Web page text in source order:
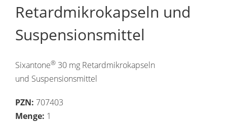
Retardmikrokapseln und
Suspensionsmittel
Sixantone® 30 mg Retardmikrokapseln
und Suspensionsmittel
PZN: 707403
Menge: 1